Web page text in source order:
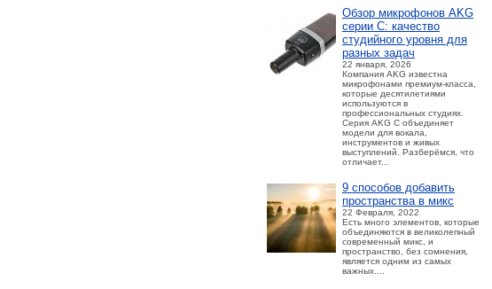
Обзор микрофонов AKG
серии C: качество
студийного уровня для
разных задач
22 января, 2026
Компания AKG известна
микрофонами премиум-класса,
которые десятилетиями
используются в
профессиональных студиях.
Серия AKG C объединяет
модели для вокала,
инструментов и живых
выступлений. Разберёмся, что
отличает...
9 способов добавить
пространства в микс
22 Февраля, 2022
Есть много элементов, которые
объединяются в великолепный
современный микс, и
пространство, без сомнения,
является одним из самых
важных....